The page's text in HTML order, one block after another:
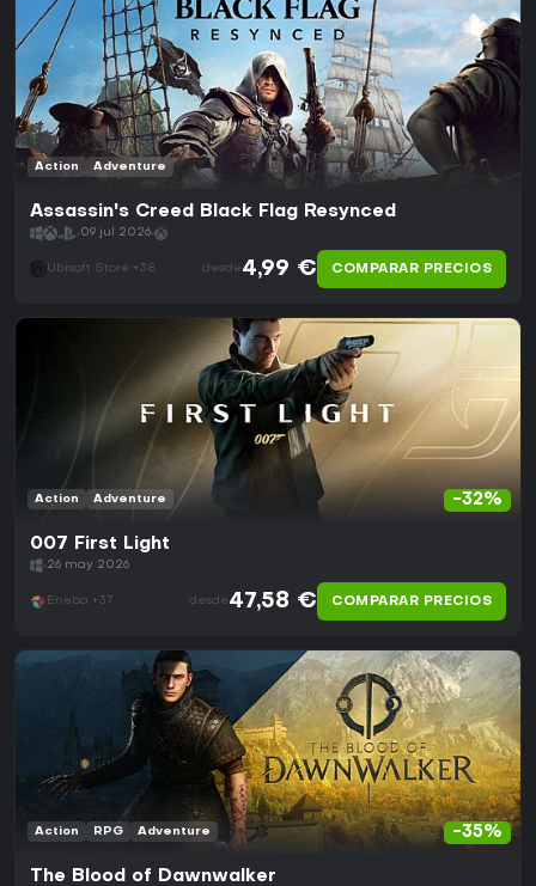
Action Adventure
Assassin's Creed Black Flag Resynced
09 jul 2026
Ubisoft Store +38 desde 4,99 € COMPARAR PRECIOS
-32%
Action Adventure
007 First Light
26 may 2026
Eneba +37 desde 47,58 € COMPARAR PRECIOS
-35%
Action RPG Adventure
The Blood of Dawnwalker